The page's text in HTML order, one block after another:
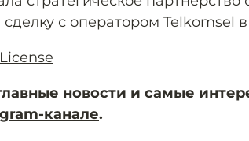
с оператором Telkomsel
новости и самые
канале.